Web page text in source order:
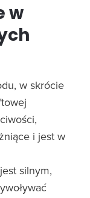
w
w skrócie
i jest w
silnym,